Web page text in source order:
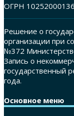
ОГРН
Решение о
организации при
№372
Запись о
государственный
года.
Основное меню